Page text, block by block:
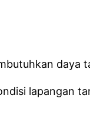
daya
lapangan